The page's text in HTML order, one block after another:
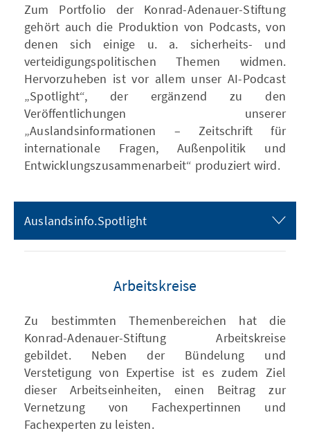
Zum Portfolio der Konrad-Adenauer-Stiftung
gehört auch die Produktion von Podcasts, von
denen sich einige u. a. sicherheits- und
verteidigungspolitischen Themen widmen.
Hervorzuheben ist vor allem unser AI-Podcast
„Spotlight“, der ergänzend zu den
Veröffentlichungen unserer
„Auslandsinformationen – Zeitschrift für
internationale Fragen, Außenpolitik und
Entwicklungszusammenarbeit“ produziert wird.
Auslandsinfo.Spotlight
Arbeitskreise
Zu bestimmten Themenbereichen hat die
Konrad-Adenauer-Stiftung Arbeitskreise
gebildet. Neben der Bündelung und
Verstetigung von Expertise ist es zudem Ziel
dieser Arbeitseinheiten, einen Beitrag zur
Vernetzung von Fachexpertinnen und
Fachexperten zu leisten.